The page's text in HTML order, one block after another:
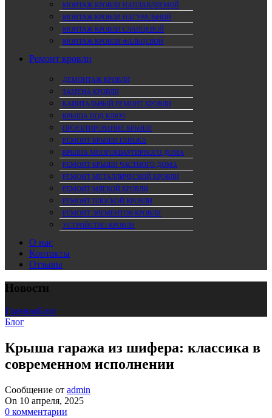
МОНТАЖ КРОВЛИ НАПЛАВЛЯЕМОЙ
МОНТАЖ КРОВЛИ НАТУРАЛЬНОЙ
МОНТАЖ КРОВЛИ СЛАНЦЕВОЙ
МОНТАЖ КРОВЛИ ФАЛЬЦЕВОЙ
Ремонт кровли
ДЕМОНТАЖ КРОВЛИ
ЗАМЕНА КРОВЛИ
КАПИТАЛЬНЫЙ РЕМОНТ КРОВЛИ
КРЫША ПОД КЛЮЧ
ПРОЕКТИРОВАНИЕ КРЫШИ
РЕМОНТ КРЫШИ ГАРАЖА
КРЫША МНОГОКВАРТИРНОГО ДОМА
РЕМОНТ КРЫШИ ЧАСТНОГО ДОМА
РЕМОНТ МЕТАЛЛИЧЕСКОЙ КРОВЛИ
РЕМОНТ МЯГКОЙ КРОВЛИ
РЕМОНТ ПЛОСКОЙ КРОВЛИ
РЕМОНТ ЭЛЕМЕНТОВ КРОВЛИ
УСТРОЙСТВО КРОВЛИ
О нас
Контакты
Отзывы
Новости
ГлавнаяБлог
Блог
Крыша гаража из шифера: классика в
современном исполнении
Сообщение от admin
On 10 апреля, 2025
0 комментарии